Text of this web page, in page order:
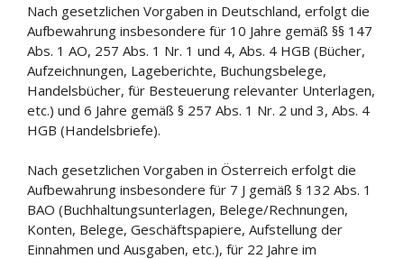
Nach gesetzlichen Vorgaben in Deutschland, erfolgt die
Aufbewahrung insbesondere für 10 Jahre gemäß §§ 147
Abs. 1 AO, 257 Abs. 1 Nr. 1 und 4, Abs. 4 HGB (Bücher,
Aufzeichnungen, Lageberichte, Buchungsbelege,
Handelsbücher, für Besteuerung relevanter Unterlagen,
etc.) und 6 Jahre gemäß § 257 Abs. 1 Nr. 2 und 3, Abs. 4
HGB (Handelsbriefe).
Nach gesetzlichen Vorgaben in Österreich erfolgt die
Aufbewahrung insbesondere für 7 J gemäß § 132 Abs. 1
BAO (Buchhaltungsunterlagen, Belege/Rechnungen,
Konten, Belege, Geschäftspapiere, Aufstellung der
Einnahmen und Ausgaben, etc.), für 22 Jahre im